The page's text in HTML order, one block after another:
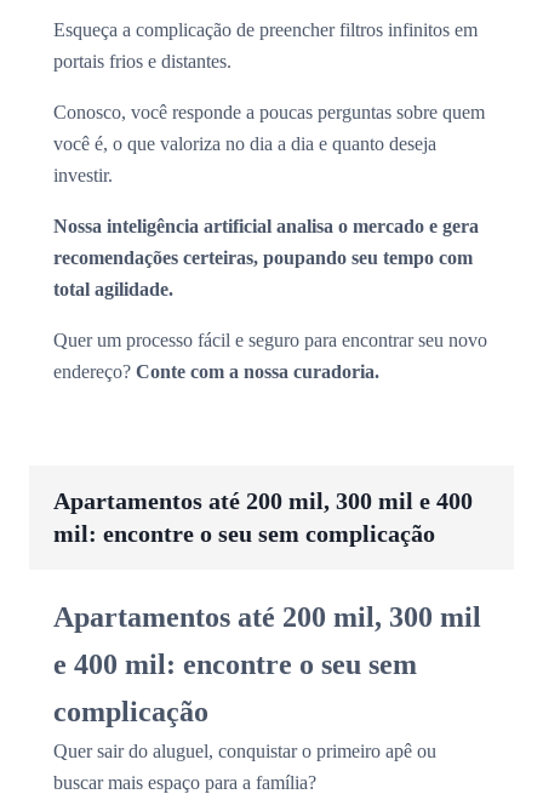
Esqueça a complicação de preencher filtros infinitos em
portais frios e distantes.
Conosco, você responde a poucas perguntas sobre quem
você é, o que valoriza no dia a dia e quanto deseja
investir.
Nossa inteligência artificial analisa o mercado e gera
recomendações certeiras, poupando seu tempo com
total agilidade.
Quer um processo fácil e seguro para encontrar seu novo
endereço? Conte com a nossa curadoria.
Apartamentos até 200 mil, 300 mil e 400
mil: encontre o seu sem complicação
Apartamentos até 200 mil, 300 mil
e 400 mil: encontre o seu sem
complicação
Quer sair do aluguel, conquistar o primeiro apê ou
buscar mais espaço para a família?